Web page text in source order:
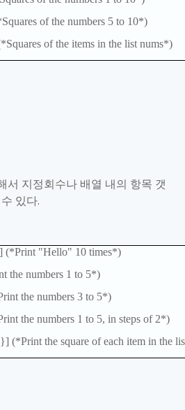
of the numbers 5 to 10*)
of the items in the list nums*)
서 지정회수나 배열 내의 항목 갯
있다.
"Hello" 10 times*)
the numbers 1 to 5*)
the numbers 3 to 5*)
the numbers 1 to 5, in steps of 2*)
(*Print the square of each item in the